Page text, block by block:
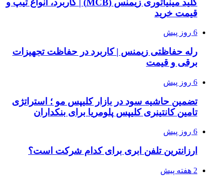
کلید مینیاتوری زیمنس (MCB) | کاربرد، انواع تیپ و
قیمت خرید
6 روز پیش
رله حفاظتی زیمنس | کاربرد در حفاظت تجهیزات
برقی و قیمت
6 روز پیش
تضمین حاشیه سود در بازار کلیپس مو ؛ استراتژی
تامین کانتینری کلیپس پلومریا برای بنکداران
6 روز پیش
ارزانترین تلفن ابری برای کدام شرکت است؟
2 هفته پیش